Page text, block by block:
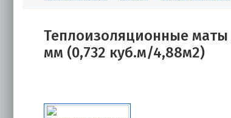
Теплоизоляционные маты
мм (0,732 куб.м/4,88м2)